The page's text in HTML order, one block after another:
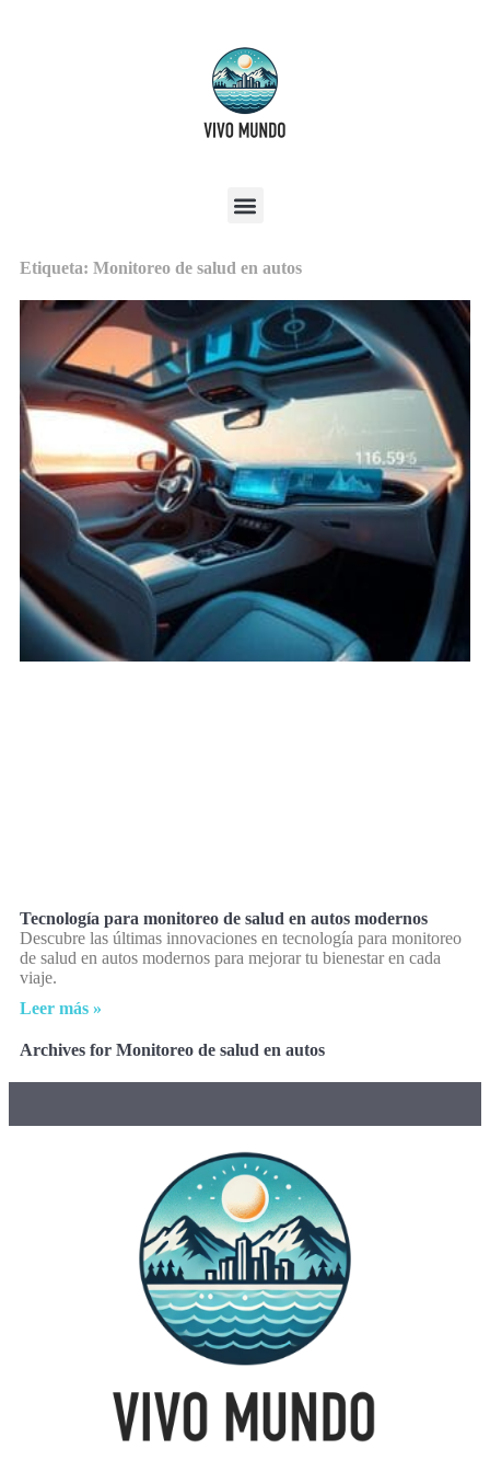
Etiqueta: Monitoreo de salud en autos
Tecnología para monitoreo de salud en autos modernos
Descubre las últimas innovaciones en tecnología para monitoreo
de salud en autos modernos para mejorar tu bienestar en cada
viaje.
Leer más »
Archives for Monitoreo de salud en autos